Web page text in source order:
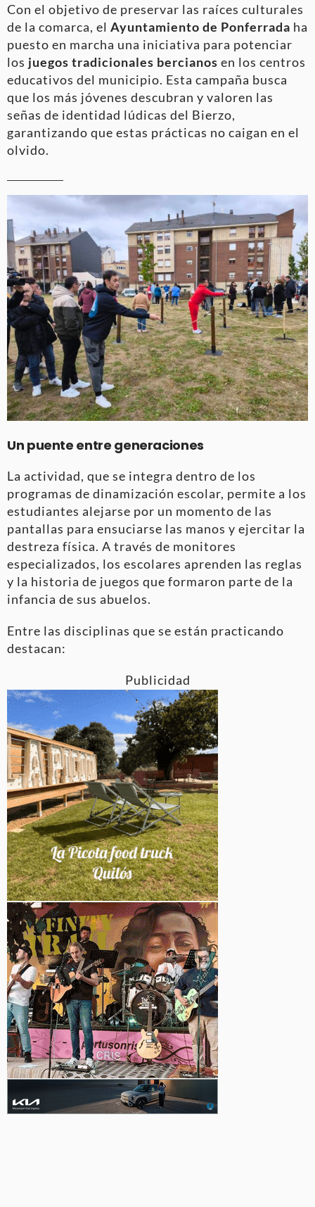
Con el objetivo de preservar las raíces culturales
de la comarca, el Ayuntamiento de Ponferrada ha
puesto en marcha una iniciativa para potenciar
los juegos tradicionales bercianos en los centros
educativos del municipio. Esta campaña busca
que los más jóvenes descubran y valoren las
señas de identidad lúdicas del Bierzo,
garantizando que estas prácticas no caigan en el
olvido.
Un puente entre generaciones
La actividad, que se integra dentro de los
programas de dinamización escolar, permite a los
estudiantes alejarse por un momento de las
pantallas para ensuciarse las manos y ejercitar la
destreza física. A través de monitores
especializados, los escolares aprenden las reglas
y la historia de juegos que formaron parte de la
infancia de sus abuelos.
Entre las disciplinas que se están practicando
destacan:
Publicidad